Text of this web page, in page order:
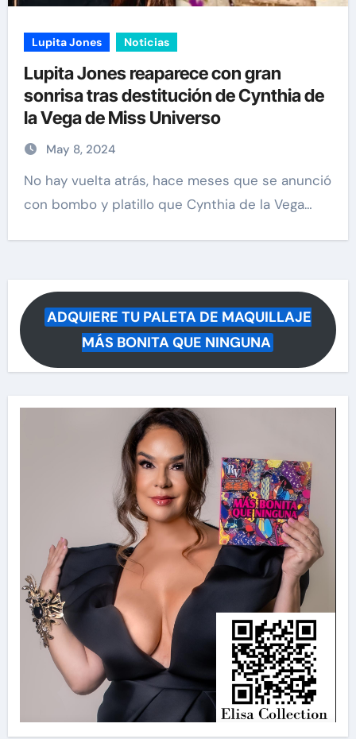
Lupita Jones Noticias
Lupita Jones reaparece con gran
sonrisa tras destitución de Cynthia de
la Vega de Miss Universo
May 8, 2024
No hay vuelta atrás, hace meses que se anunció
con bombo y platillo que Cynthia de la Vega…
ADQUIERE TU PALETA DE MAQUILLAJE
MÁS BONITA QUE NINGUNA